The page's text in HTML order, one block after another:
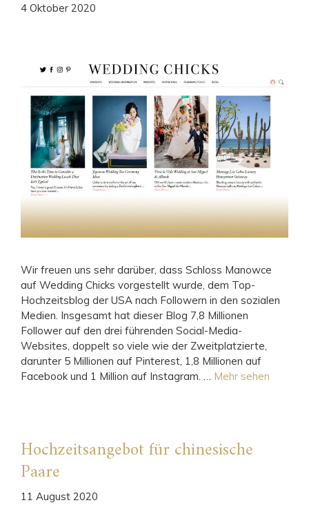
4 Oktober 2020
Wir freuen uns sehr darüber, dass Schloss Manowce
auf Wedding Chicks vorgestellt wurde, dem Top-
Hochzeitsblog der USA nach Followern in den sozialen
Medien. Insgesamt hat dieser Blog 7,8 Millionen
Follower auf den drei führenden Social-Media-
Websites, doppelt so viele wie der Zweitplatzierte,
darunter 5 Millionen auf Pinterest, 1,8 Millionen auf
Facebook und 1 Million auf Instagram. … Mehr sehen
Hochzeitsangebot für chinesische
Paare
11 August 2020